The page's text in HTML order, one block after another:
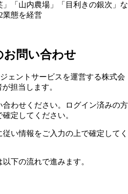
」「山内農場」「目利きの銀次」な
業態を経営
お問い合わせ
ェントサービスを運営する株式会
担当します。
わせください。ログイン済みの方
定してください。
い情報をご入力の上で確定してく
下の流れで進みます。